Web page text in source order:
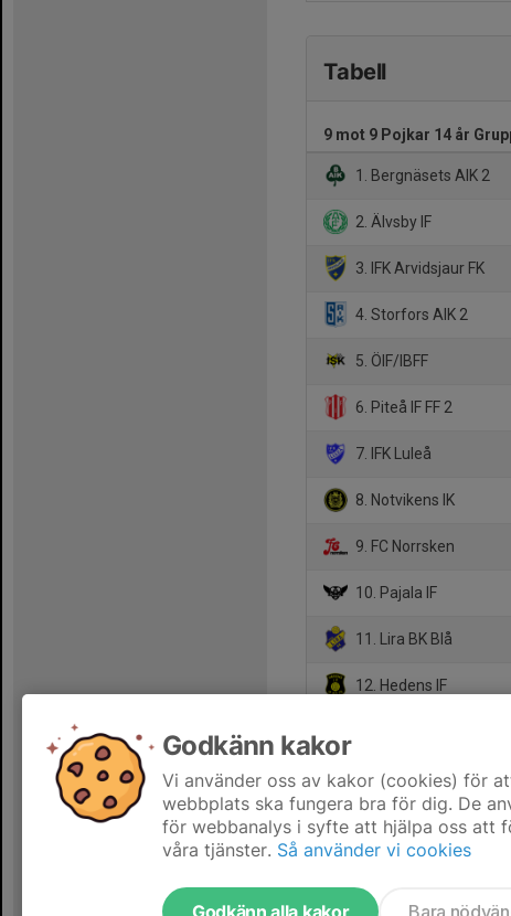
Tabell
9 mot 9 Pojkar 14 år
1. Bergnäsets AIK 2
2. Älvsby IF
3. IFK Arvidsjaur FK
4. Storfors AIK 2
5. ÖIF/IBFF
6. Piteå IF FF 2
7. IFK Luleå
8. Notvikens IK
9. FC Norrsken
10. Pajala IF
11. Lira BK Blå
12. Hedens IF
14. Gammelstads IF
Godkänn kakor
Vi använder oss av kakor (cookies) för
webbplats ska fungera bra för dig. De
för webbanalys i syfte att hjälpa oss att
våra tjänster. Så använder vi cookies
Godkänn alla kakor Bara